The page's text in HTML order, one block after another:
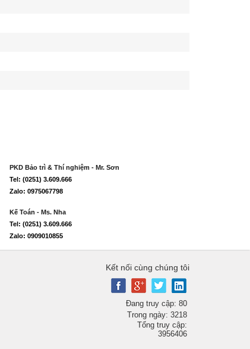
PKD Bảo trì & Thí nghiệm - Mr. Sơn
Tel: (0251) 3.609.666
Zalo: 0975067798
Kế Toán - Ms. Nha
Tel: (0251) 3.609.666
Zalo: 0909010855
Kết nối cùng chúng tôi
Đang truy cập: 80
Trong ngày: 3218
Tổng truy cập:
3956406